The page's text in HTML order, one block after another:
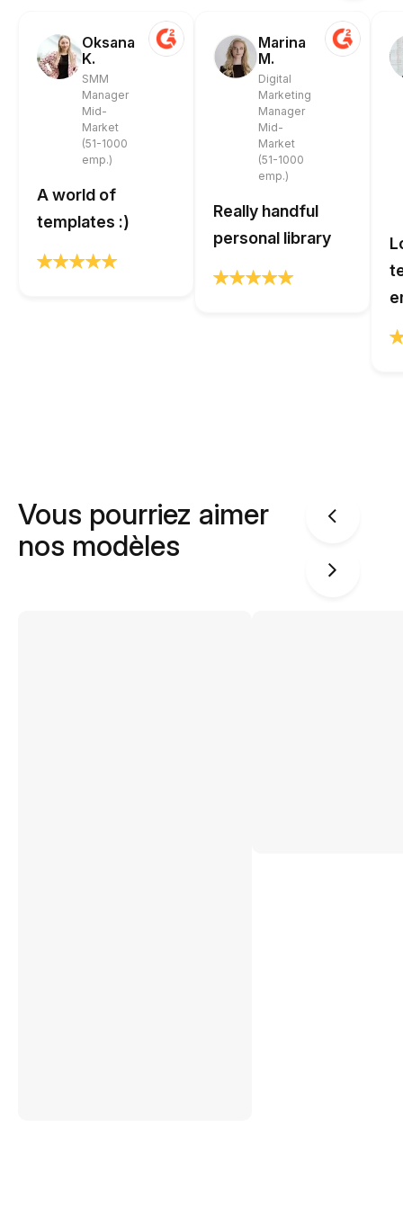
Oksana
K.
SMM
Manager
Mid-
Market
(51-1000
emp.)
A world of
templates :)
Marina
M.
Digital
Marketing
Manager
Mid-
Market
(51-1000
emp.)
Really handful
personal library
Vous pourriez aimer
nos modèles